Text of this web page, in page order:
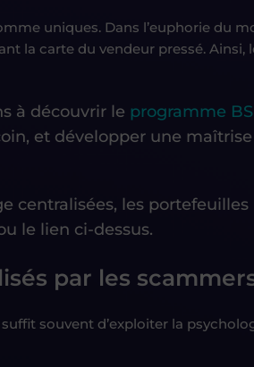
uniques. Dans l’euphorie du
la carte du vendeur pressé.
à découvrir le programme
et développer une
centralisées, les
le lien ci-dessus.
par les
souvent d’exploiter la